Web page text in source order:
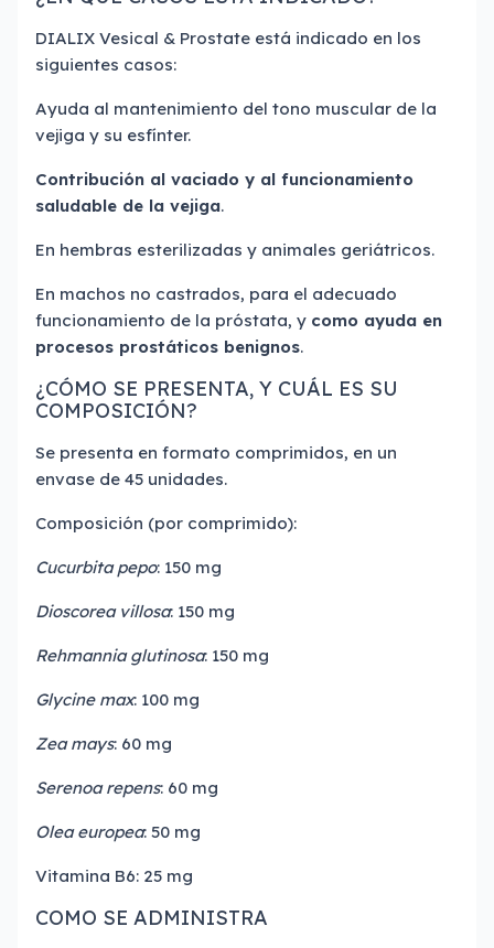
DIALIX Vesical & Prostate está indicado en los
siguientes casos:
Ayuda al mantenimiento del tono muscular de la
vejiga y su esfínter.
Contribución al vaciado y al funcionamiento
saludable de la vejiga.
En hembras esterilizadas y animales geriátricos.
En machos no castrados, para el adecuado
funcionamiento de la próstata, y como ayuda en
procesos prostáticos benignos.
¿CÓMO SE PRESENTA, Y CUÁL ES SU
COMPOSICIÓN?
Se presenta en formato comprimidos, en un
envase de 45 unidades.
Composición (por comprimido):
Cucurbita pepo: 150 mg
Dioscorea villosa: 150 mg
Rehmannia glutinosa: 150 mg
Glycine max: 100 mg
Zea mays: 60 mg
Serenoa repens: 60 mg
Olea europea: 50 mg
Vitamina B6: 25 mg
COMO SE ADMINISTRA